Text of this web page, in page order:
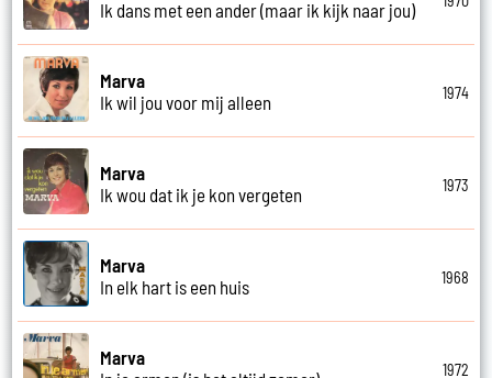
Ik dans met een ander (maar ik kijk naar jou)
Marva
Ik wil jou voor mij alleen
1974
Marva
Ik wou dat ik je kon vergeten
1973
Marva
In elk hart is een huis
1968
Marva
1972